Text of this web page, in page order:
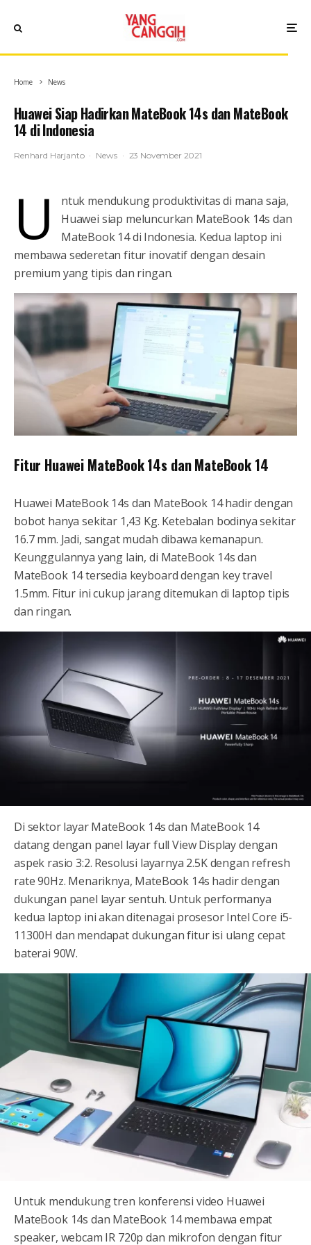
Home News
Huawei Siap Hadirkan MateBook 14s dan MateBook
14 di Indonesia
Renhard Harjanto · News · 23 November 2021
U
ntuk mendukung produktivitas di mana saja,
Huawei siap meluncurkan MateBook 14s dan
MateBook 14 di Indonesia. Kedua laptop ini
membawa sederetan fitur inovatif dengan desain
premium yang tipis dan ringan.
Fitur Huawei MateBook 14s dan MateBook 14
Huawei MateBook 14s dan MateBook 14 hadir dengan
bobot hanya sekitar 1,43 Kg. Ketebalan bodinya sekitar
16.7 mm. Jadi, sangat mudah dibawa kemanapun.
Keunggulannya yang lain, di MateBook 14s dan
MateBook 14 tersedia keyboard dengan key travel
1.5mm. Fitur ini cukup jarang ditemukan di laptop tipis
dan ringan.
Di sektor layar MateBook 14s dan MateBook 14
datang dengan panel layar full View Display dengan
aspek rasio 3:2. Resolusi layarnya 2.5K dengan refresh
rate 90Hz. Menariknya, MateBook 14s hadir dengan
dukungan panel layar sentuh. Untuk performanya
kedua laptop ini akan ditenagai prosesor Intel Core i5-
11300H dan mendapat dukungan fitur isi ulang cepat
baterai 90W.
Untuk mendukung tren konferensi video Huawei
MateBook 14s dan MateBook 14 membawa empat
speaker, webcam IR 720p dan mikrofon dengan fitur